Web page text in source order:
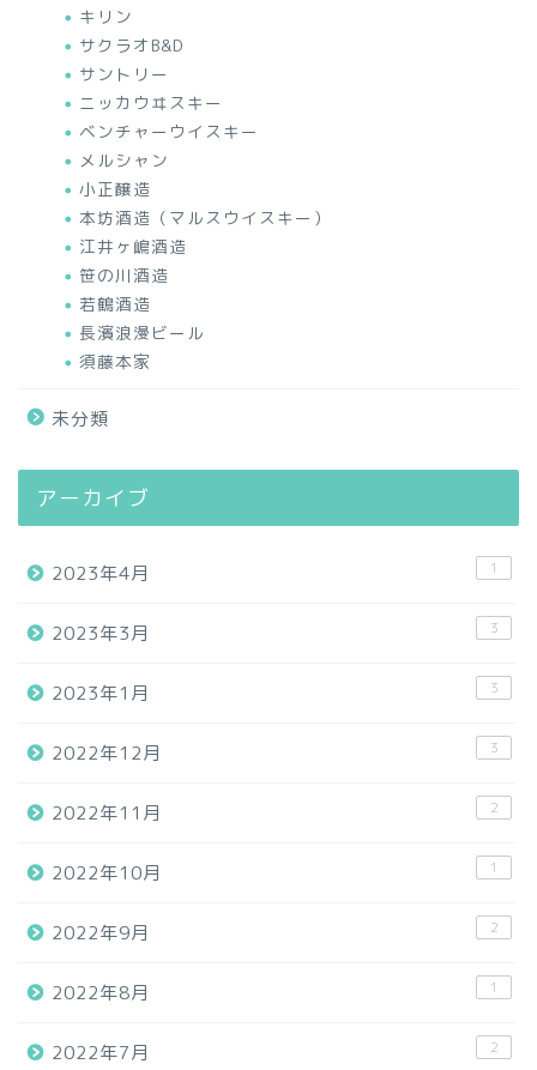
キリン
サクラオB&D
サントリー
ニッカウヰスキー
ベンチャーウイスキー
メルシャン
小正醸造
本坊酒造（マルスウイスキー）
江井ヶ嶋酒造
笹の川酒造
若鶴酒造
長濱浪漫ビール
須藤本家
未分類
アーカイブ
2023年4月 1
2023年3月 3
2023年1月 3
2022年12月 3
2022年11月 2
2022年10月 1
2022年9月 2
2022年8月 1
2022年7月 2